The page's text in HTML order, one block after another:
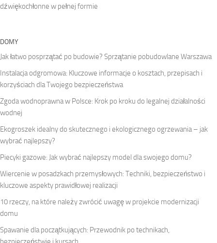
dźwiękochłonne w pełnej formie
DOMY
Jak łatwo posprzątać po budowie? Sprzątanie pobudowlane Warszawa
Instalacja odgromowa: Kluczowe informacje o kosztach, przepisach i
korzyściach dla Twojego bezpieczeństwa
Zgoda wodnoprawna w Polsce: Krok po kroku do legalnej działalności
wodnej
Ekogroszek idealny do skutecznego i ekologicznego ogrzewania – jak
wybrać najlepszy?
Piecyki gazowe: Jak wybrać najlepszy model dla swojego domu?
Wiercenie w posadzkach przemysłowych: Techniki, bezpieczeństwo i
kluczowe aspekty prawidłowej realizacji
10 rzeczy, na które należy zwrócić uwagę w projekcie modernizacji
domu
Spawanie dla początkujących: Przewodnik po technikach,